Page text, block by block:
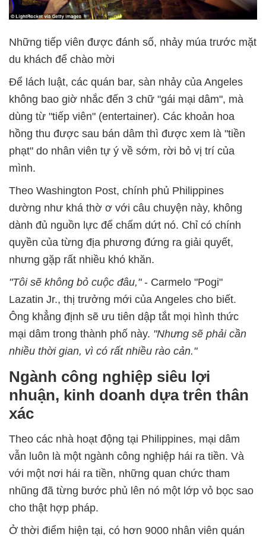
Những tiếp viên được đánh số, nhảy múa trước mặt
du khách để chào mời
Để lách luật, các quán bar, sàn nhảy của Angeles
không bao giờ nhắc đến 3 chữ "gái mại dâm", mà
dùng từ "tiếp viên" (entertainer). Các khoản hoa
hồng thu được sau bán dâm thì được xem là "tiền
phạt" do nhân viên tự ý về sớm, rời bỏ vị trí của
mình.
Theo Washington Post, chính phủ Philippines
dường như khá thờ ơ với câu chuyện này, không
dành đủ nguồn lực để chấm dứt nó. Chỉ có chính
quyền của từng địa phương đứng ra giải quyết,
nhưng gặp rất nhiều khó khăn.
"Tôi sẽ không bỏ cuộc đâu," - Carmelo "Pogi"
Lazatin Jr., thị trưởng mới của Angeles cho biết.
Ông khẳng định sẽ ưu tiên dập tắt mọi hình thức
mại dâm trong thành phố này. "Nhưng sẽ phải cần
nhiều thời gian, vì có rất nhiều rào cản."
Ngành công nghiệp siêu lợi
nhuận, kinh doanh dựa trên thân
xác
Theo các nhà hoạt động tại Philippines, mại dâm
vẫn luôn là một ngành công nghiệp hái ra tiền. Và
với một nơi hái ra tiền, những quan chức tham
nhũng đã từng bước phủ lên nó một lớp vỏ bọc sao
cho thật hợp pháp.
Ở thời điểm hiện tại, có hơn 9000 nhân viên quán